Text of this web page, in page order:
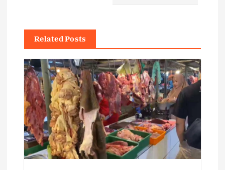
a
v
g
a
t
Related Posts